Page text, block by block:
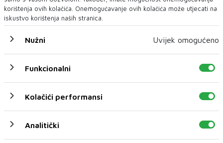
korištenja ovih kolačića. Onemogućavanje ovih kolačića može utjecati na
iskustvo korištenja naših stranica.
Nužni Uvijek omogućeno
Funkcionalni
Kolačići performansi
Analitički